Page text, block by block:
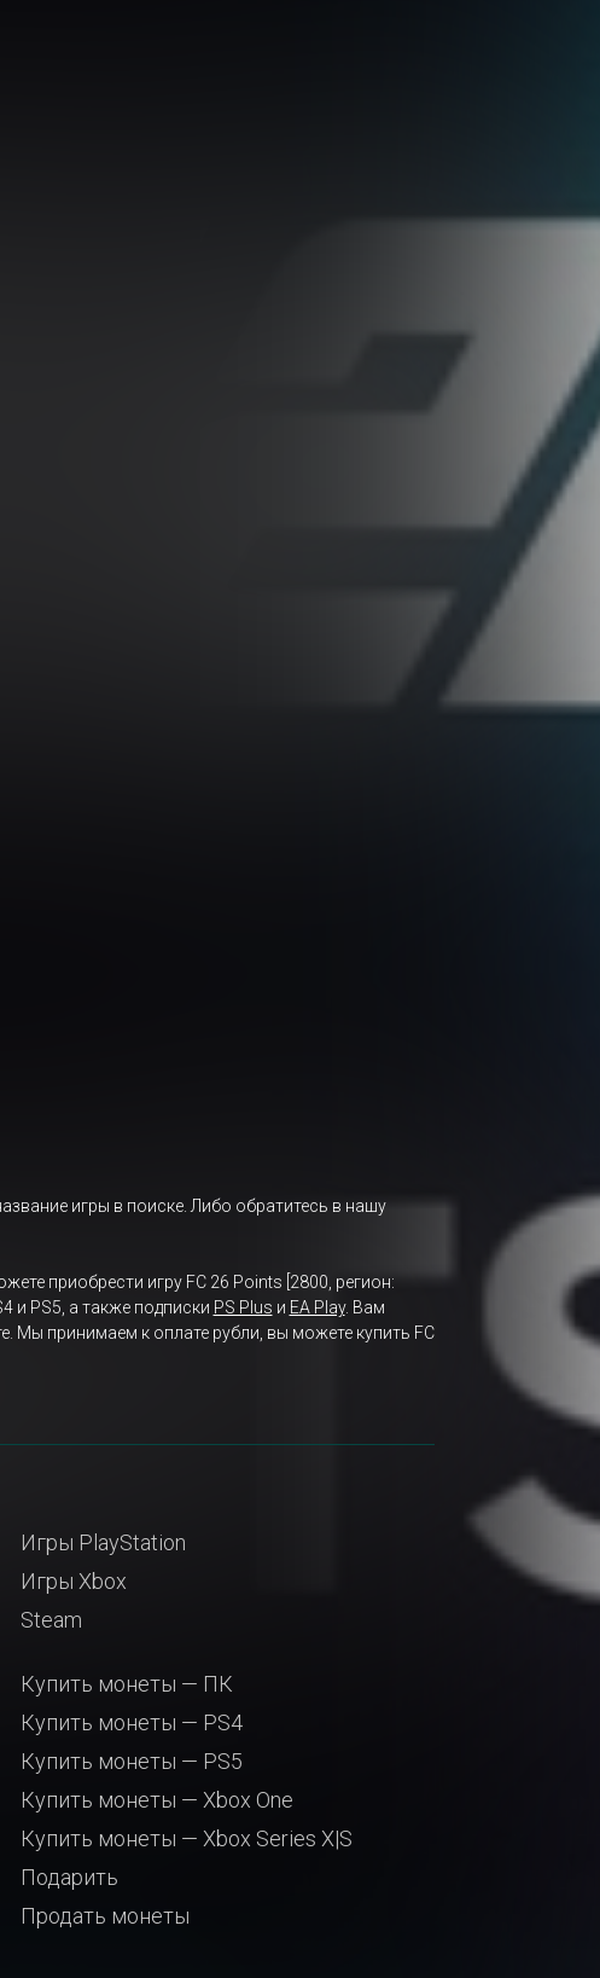
игры в поиске. Либо обратитесь в нашу
приобрести игру FC 26 Points [2800, регион:
и PS5, а также подписки PS Plus и EA Play. Вам
Мы принимаем к оплате рубли, вы можете купить FC
Игры PlayStation
Игры Xbox
Steam
Купить монеты — ПК
Купить монеты — PS4
Купить монеты — PS5
Купить монеты — Xbox One
Купить монеты — Xbox Series X|S
Подарить
Продать монеты